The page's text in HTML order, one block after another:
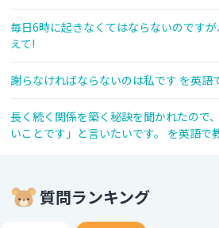
毎日6時に起きなくてはならないのです
えて!
謝らなければならないのは私です を英語
長く続く関係を築く秘訣を聞かれたので
いことです」と言いたいです。 を英語で
質問ランキング